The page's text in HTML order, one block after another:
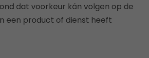
dat voorkeur kán volgen op de
een product of dienst heeft